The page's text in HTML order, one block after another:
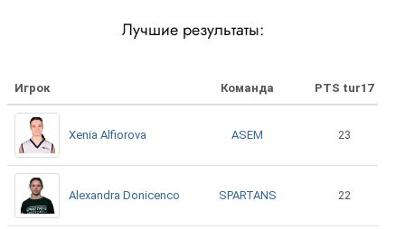
Лучшие результаты:
Игрок Команда PTS tur17
Xenia Alfiorova ASEM 23
Alexandra Donicenco SPARTANS 22